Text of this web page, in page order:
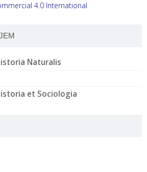
4.0 International
Naturalis
et Sociologia